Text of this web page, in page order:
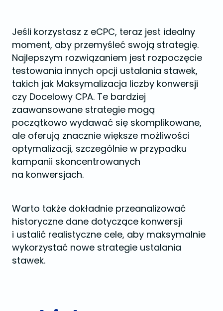
Jeśli korzystasz z eCPC, teraz jest idealny
moment, aby przemyśleć swoją strategię.
Najlepszym rozwiązaniem jest rozpoczęcie
testowania innych opcji ustalania stawek,
takich jak Maksymalizacja liczby konwersji
czy Docelowy CPA. Te bardziej
zaawansowane strategie mogą
początkowo wydawać się skomplikowane,
ale oferują znacznie większe możliwości
optymalizacji, szczególnie w przypadku
kampanii skoncentrowanych
na konwersjach.
Warto także dokładnie przeanalizować
historyczne dane dotyczące konwersji
i ustalić realistyczne cele, aby maksymalnie
wykorzystać nowe strategie ustalania
stawek.